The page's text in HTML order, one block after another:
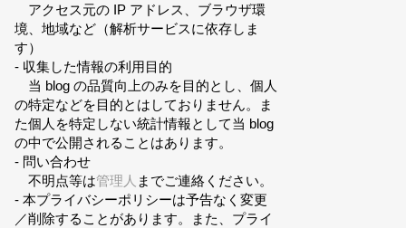
アクセス元の IP アドレス、ブラウザ環
境、地域など（解析サービスに依存しま
す）
- 収集した情報の利用目的
当 blog の品質向上のみを目的とし、個人
の特定などを目的とはしておりません。ま
た個人を特定しない統計情報として当 blog
の中で公開されることはあります。
- 問い合わせ
不明点等は管理人 までご連絡ください。
- 本プライバシーポリシーは予告なく変更
／削除することがあります。また、プライ